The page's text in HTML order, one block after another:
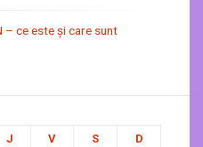
– ce este şi care sunt
J V S
D